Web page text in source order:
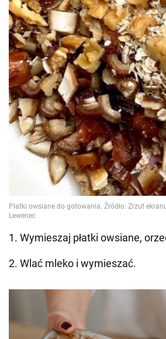
1. Wymieszaj płatki owsiane,
2. Wlać mleko i wymieszać.